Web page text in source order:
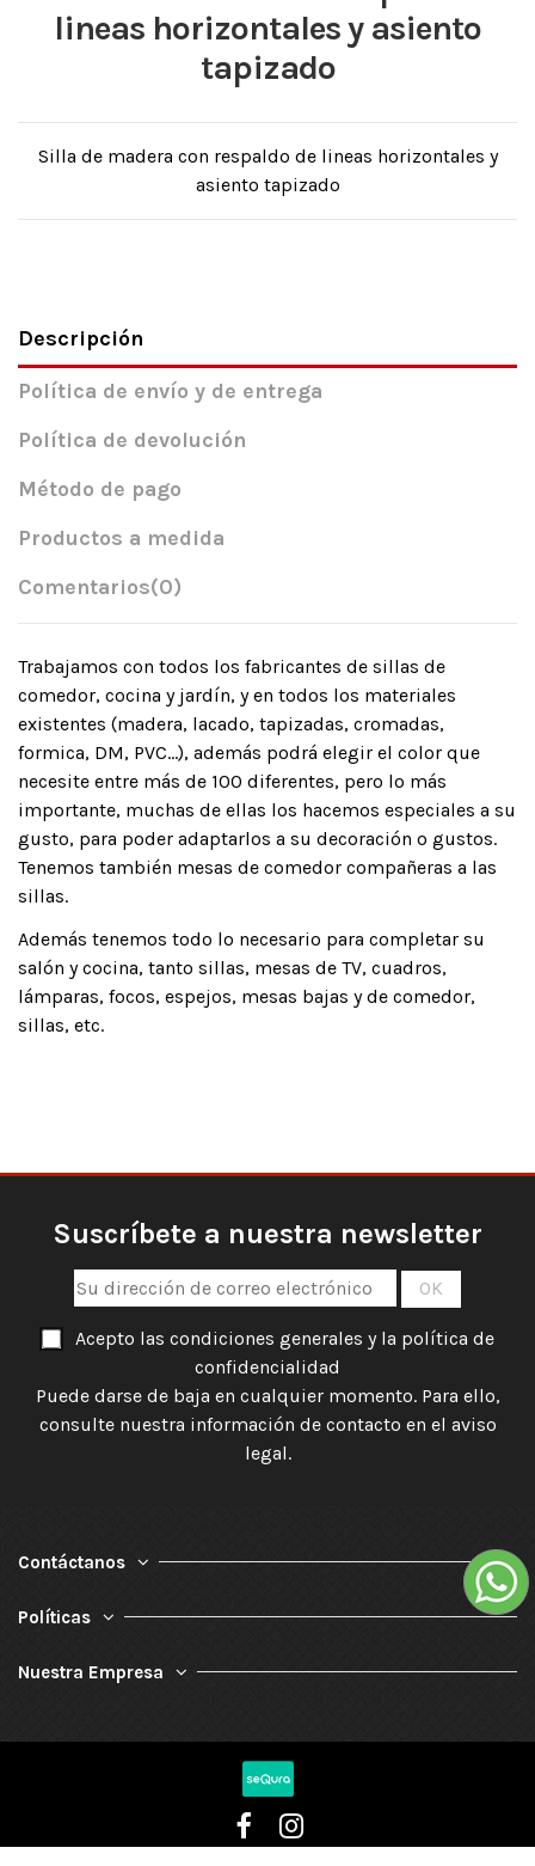
lineas horizontales y asiento
tapizado
Silla de madera con respaldo de lineas horizontales y
asiento tapizado
Descripción
Política de envío y de entrega
Política de devolución
Método de pago
Productos a medida
Comentarios(0)
Trabajamos con todos los fabricantes de sillas de
comedor, cocina y jardín, y en todos los materiales
existentes (madera, lacado, tapizadas, cromadas,
formica, DM, PVC…), además podrá elegir el color que
necesite entre más de 100 diferentes, pero lo más
importante, muchas de ellas los hacemos especiales a su
gusto, para poder adaptarlos a su decoración o gustos.
Tenemos también mesas de comedor compañeras a las
sillas.
Además tenemos todo lo necesario para completar su
salón y cocina, tanto sillas, mesas de TV, cuadros,
lámparas, focos, espejos, mesas bajas y de comedor,
sillas, etc.
Suscríbete a nuestra newsletter
Acepto las condiciones generales y la política de
confidencialidad
Puede darse de baja en cualquier momento. Para ello,
consulte nuestra información de contacto en el aviso
legal.
Contáctanos
Políticas
Nuestra Empresa